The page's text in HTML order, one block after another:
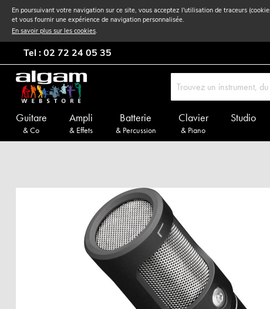
En poursuivant votre navigation sur ce site, vous acceptez l'utilisation de traceurs
et vous fournir une expérience de navigation personnalisée.
En savoir plus sur les cookies.
Tel : 02 72 24 05 35
Guitare
& Co
Ampli
& Effets
Batterie
& Percussion
Clavier
& Piano
Studio